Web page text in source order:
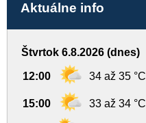
Aktuálne info
Štvrtok 6.8.2026 (dnes)
12:00 34 až 35 °C
15:00 33 až 34 °C